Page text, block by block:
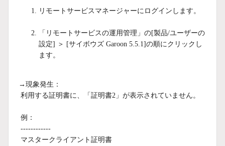
リモートサービスマネージャーにログインします。
「リモートサービスの運用管理」の[製品/ユーザーの
設定] ＞ [サイボウズ Garoon 5.5.1]の順にクリックし
ます。
→現象発生：
利用する証明書に、「証明書2」が表示されていません。
例：
------------
マスタークライアント証明書